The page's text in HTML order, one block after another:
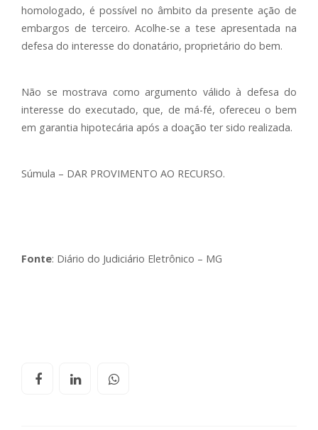
homologado, é possível no âmbito da presente ação de
embargos de terceiro. Acolhe-se a tese apresentada na
defesa do interesse do donatário, proprietário do bem.
Não se mostrava como argumento válido à defesa do
interesse do executado, que, de má-fé, ofereceu o bem
em garantia hipotecária após a doação ter sido realizada.
Súmula – DAR PROVIMENTO AO RECURSO.
Fonte: Diário do Judiciário Eletrônico – MG